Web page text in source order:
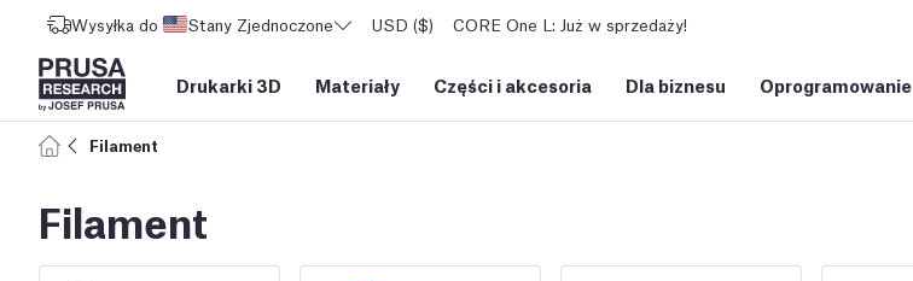
Wysyłka do Stany Zjednoczone USD ($) CORE One L: Już w sprzedaży!
Drukarki 3D Materiały Części i akcesoria Dla biznesu Oprogramowanie
Filament
Filament